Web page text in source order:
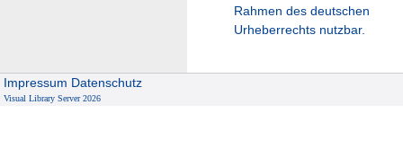
Rahmen des deutschen
Urheberrechts nutzbar.
Impressum Datenschutz
Visual Library Server 2026